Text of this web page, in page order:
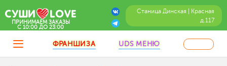
Станица Динская | Красная
д.117
ПРИНИМАЕМ ЗАКАЗЫ
C 10:00 ДО 23:00
ФРАНШИЗА UDS МЕНЮ